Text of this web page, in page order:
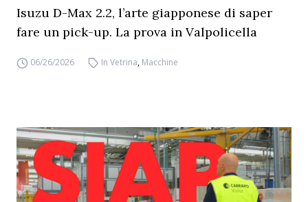
Isuzu D-Max 2.2, l’arte giapponese di saper
fare un pick-up. La prova in Valpolicella
06/26/2026 In Vetrina, Macchine